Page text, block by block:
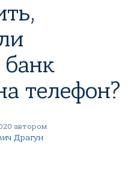
телефон?
автором
Драгун